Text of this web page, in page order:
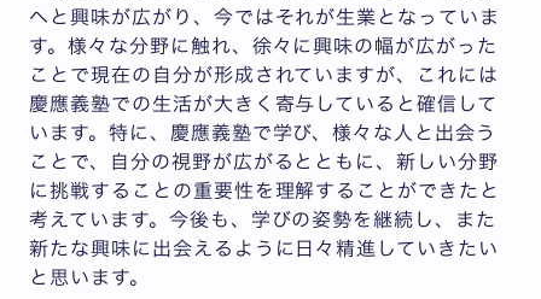
へと興味が広がり、今ではそれが生業となっていま
す。様々な分野に触れ、徐々に興味の幅が広がった
ことで現在の自分が形成されていますが、これには
慶應義塾での生活が大きく寄与していると確信して
います。特に、慶應義塾で学び、様々な人と出会う
ことで、自分の視野が広がるとともに、新しい分野
に挑戦することの重要性を理解することができたと
考えています。今後も、学びの姿勢を継続し、また
新たな興味に出会えるように日々精進していきたい
と思います。